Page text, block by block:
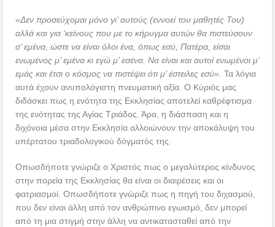
«Δεν προσεύχομαι μόνο γι’ αυτούς (εννοεί του μαθητές Του)
αλλά και για ‘κείνους που με το κήρυγμα αυτών θα πιστεύσουν
σ’ εμένα, ώστε να είναι όλοι ένα, όπως εσύ, Πατέρα, είσαι
ενωμένος μ’ εμένα κι εγώ μ’ εσένα. Να είναι και αυτοί ενωμένοι μ’
εμάς και έτσι ο κόσμος να πιστέψει ότι μ’ έστειλες εσύ». Τα λόγια
αυτά έχουν ανυπολόγιστη πνευματική αξία. Ο Κύριός μας
διδάσκει πως η ενότητα της Εκκλησίας αποτελεί καθρέφτισμα
της ενότητας της Αγίας Τριάδος. Άρα, η διάσπαση και η
διχόνοια μέσα στην Εκκλησία αλλοιώνουν την αποκάλυψη του
υπέρτατου τριαδολογικού δόγματός της.
Οπωσδήποτε γνώριζε ο Χριστός πως ο μεγαλύτερος κίνδυνος
στην πορεία της Εκκλησίας θα είναι οι διαιρέσεις και οι
φατριασμοί. Οπωσδήποτε γνώριζε πως η πηγή του διχασμού,
που δεν είναι άλλη από τον ανθρώπινο εγωισμό, δεν μπορεί
από τη μια στιγμή στην άλλη να αντικατασταθεί από την